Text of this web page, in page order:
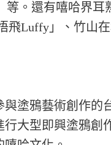
等。還有嘻哈界
飛Luffy」、竹山
塗鴉藝術創作的
行大型即興塗鴉創